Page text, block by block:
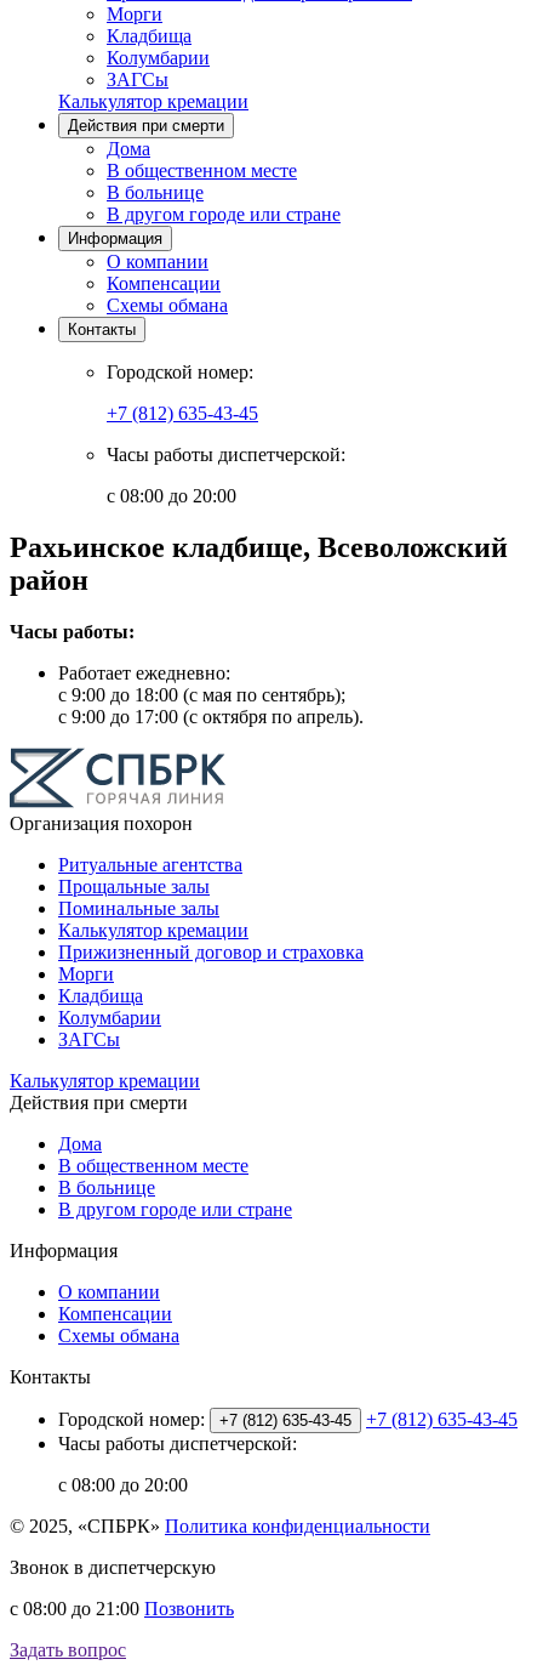
Морги
Кладбища
Колумбарии
ЗАГСы
Калькулятор кремации
Действия при смерти
Дома
В общественном месте
В больнице
В другом городе или стране
Информация
О компании
Компенсации
Схемы обмана
Контакты
Городской номер:
+7 (812) 635-43-45
Часы работы диспетчерской:
с 08:00 до 20:00
Рахьинское кладбище, Всеволожский
район
Часы работы:
Работает ежедневно:
с 9:00 до 18:00 (с мая по сентябрь);
с 9:00 до 17:00 (с октября по апрель).
Организация похорон
Ритуальные агентства
Прощальные залы
Поминальные залы
Калькулятор кремации
Прижизненный договор и страховка
Морги
Кладбища
Колумбарии
ЗАГСы
Калькулятор кремации
Действия при смерти
Дома
В общественном месте
В больнице
В другом городе или стране
Информация
О компании
Компенсации
Схемы обмана
Контакты
Городской номер: +7 (812) 635-43-45
+7 (812) 635-43-45
Часы работы диспетчерской:
с 08:00 до 20:00
© 2025, «СПБРК» Политика конфиденциальности
Звонок в диспетчерскую
с 08:00 до 21:00 Позвонить
Задать вопрос